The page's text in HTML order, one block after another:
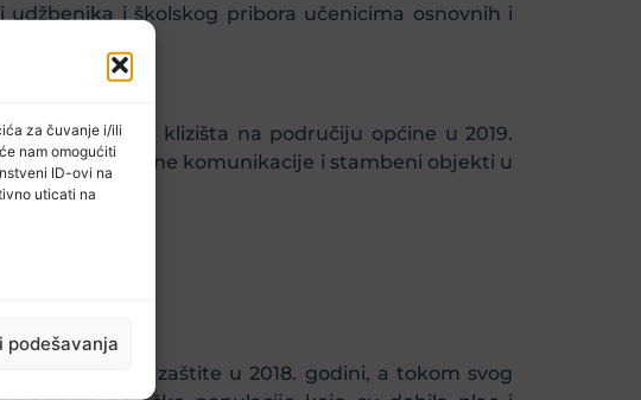
za čuvanje i/ili
nam omogućiti
ID-ovi na
uticati na
podešavanja
i školskog pribora učenicima osnovnih i
poplava i klizišta na područiju općine u 2019.
ugrožene putne komunikacije i stambeni objekti u
Lukavac.
invalidske zaštite u 2018. godini, a tokom svog